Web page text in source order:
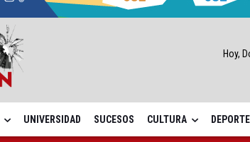
Hoy,
UNIVERSIDAD SUCESOS CULTURA